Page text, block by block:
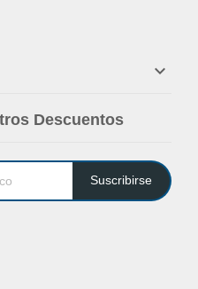

Descuentos
Suscribirse